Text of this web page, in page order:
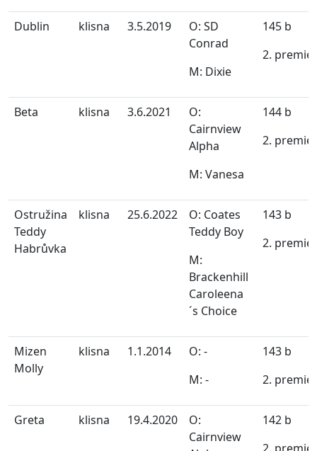
Dublin klisna 3.5.2019
O: SD
Conrad
M: Dixie
145 b
2. premie
Beta klisna 3.6.2021
O:
Cairnview
Alpha
M: Vanesa
144 b
2. premie
Ostružina
Teddy
Habrůvka
klisna 25.6.2022
O: Coates
Teddy Boy
M:
Brackenhill
Caroleena
´s Choice
143 b
2. premie
Mizen
Molly
klisna 1.1.2014
O: -
M: -
143 b
2. premie
Greta klisna 19.4.2020
O:
Cairnview
142 b